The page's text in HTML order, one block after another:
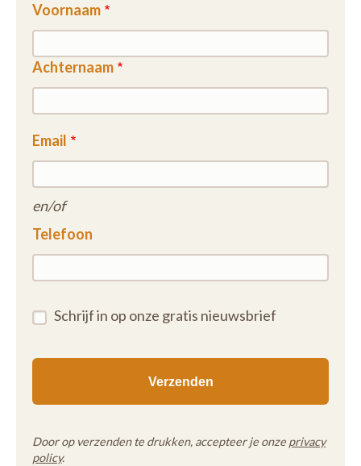
Voornaam
Achternaam
Email
en/of
Telefoon
Schrijf in op onze gratis nieuwsbrief
Door op verzenden te drukken, accepteer je onze privacy
policy.